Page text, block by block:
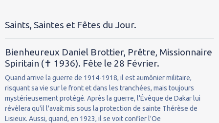
Saints, Saintes et Fêtes du Jour.
Bienheureux Daniel Brottier, Prêtre, Missionnaire
Spiritain (✝ 1936). Fête le 28 Février.
Quand arrive la guerre de 1914-1918, il est aumônier militaire,
risquant sa vie sur le front et dans les tranchées, mais toujours
mystérieusement protégé. Après la guerre, l'Évêque de Dakar lui
révèlera qu'il l'avait mis sous la protection de sainte Thérèse de
Lisieux. Aussi, quand, en 1923, il se voit confier l'Oe